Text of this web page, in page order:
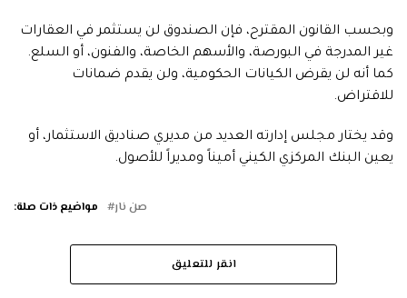
وبحسب القانون المقترح، فإن الصندوق لن يستثمر في العقارات
غير المدرجة في البورصة، والأسهم الخاصة، والفنون، أو السلع.
كما أنه لن يقرض الكيانات الحكومية، ولن يقدم ضمانات
للاقتراض.
وقد يختار مجلس إدارته العديد من مديري صناديق الاستثمار، أو
يعين البنك المركزي الكيني أميناً ومديراً للأصول.
مواضيع ذات صلة: صن نار
انقر للتعليق